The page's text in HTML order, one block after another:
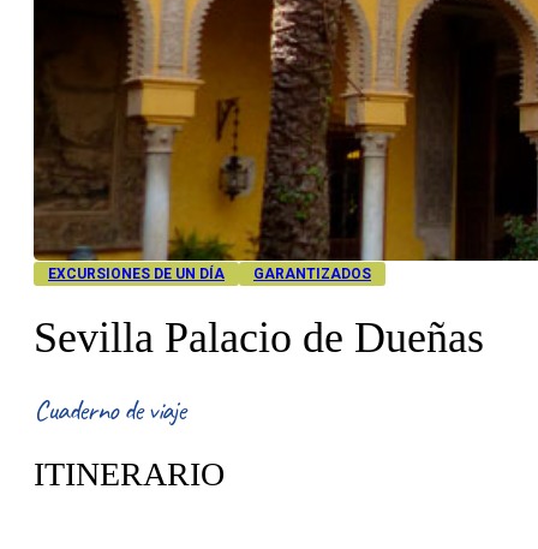
EXCURSIONES DE UN DÍA GARANTIZADOS
Sevilla Palacio de Dueñas
Cuaderno de viaje
ITINERARIO